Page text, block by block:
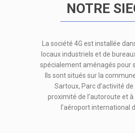
NOTRE
La société 4G est installée
locaux industriels et de
spécialement aménagés pour
Ils sont situés sur la
Sartoux, Parc d’activité de
proximité de l’autoroute et
l’aéroport international